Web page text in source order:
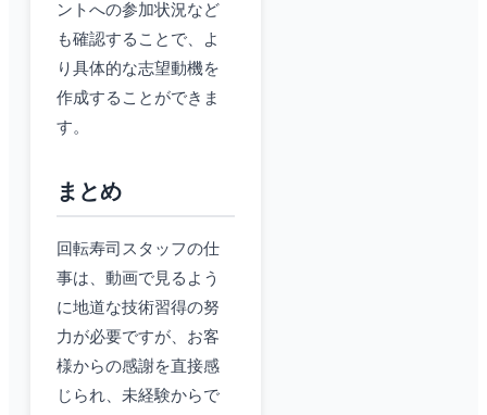
ントへの参加状況など
も確認することで、よ
り具体的な志望動機を
作成することができま
す。
まとめ
回転寿司スタッフの仕
事は、動画で見るよう
に地道な技術習得の努
力が必要ですが、お客
様からの感謝を直接感
じられ、未経験からで